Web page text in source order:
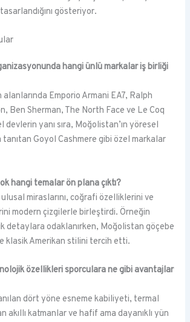
gösteriyor.
hangi ünlü markalar iş birliği
Emporio Armani EA7, Ralph
Ben Sherman, The North Face ve Le Coq
yanı sıra, Moğolistan’ın yöresel
Goyol Cashmere gibi özel markalar
hangi temalar ön plana çıktı?
miraslarını, coğrafi özelliklerini ve
modern çizgilerle birleştirdi. Örneğin
detaylara odaklanırken, Moğolistan göçebe
klasik Amerikan stilini tercih etti.
özellikleri sporculara ne gibi avantajlar
dört yöne esneme kabiliyeti, termal
akıllı katmanlar ve hafif ama dayanıklı yün